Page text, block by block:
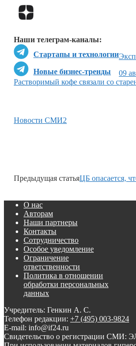
Наши телеграм-каналы:
Стартапы и технологии
Новые бизнес-тренды
09
Растворимый кофе связали со
Новости СМИ2
Предыдущая статьяЦБ опасается,
О нас
Авторам
Наши партнеры
Контакты
Сотрудничество
Особое уведомление
Ограничение
ответственности
Политика в отношении
обработки персональных
данных
Учредитель: Генкин А. С.
Телефон редакции: +7 (495) 003-9824
E-mail: info@if24.ru
Свидетельство о регистрации СМИ: